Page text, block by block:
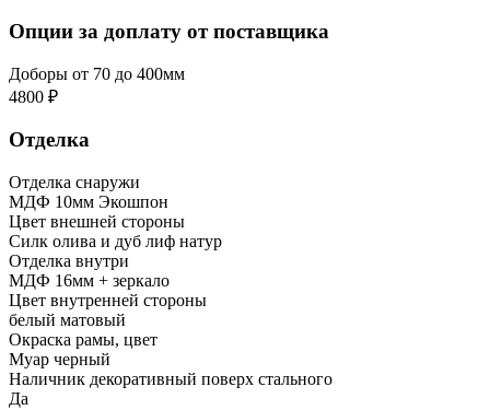
Опции за доплату от поставщика
Доборы от 70 до 400мм
4800 ₽
Отделка
Отделка снаружи
МДФ 10мм Экошпон
Цвет внешней стороны
Силк олива и дуб лиф натур
Отделка внутри
МДФ 16мм + зеркало
Цвет внутренней стороны
белый матовый
Окраска рамы, цвет
Муар черный
Наличник декоративный поверх стального
Да